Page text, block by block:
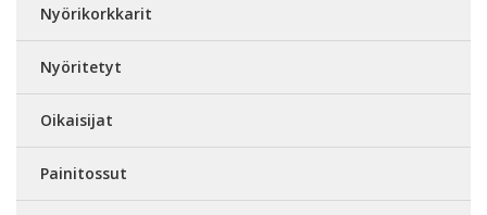
Nyörikorkkarit
Nyöritetyt
Oikaisijat
Painitossut